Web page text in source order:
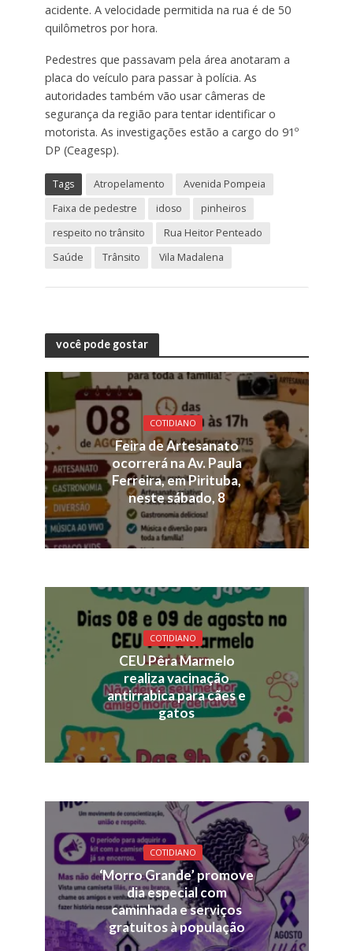
acidente. A velocidade permitida na rua é de 50
quilômetros por hora.
Pedestres que passavam pela área anotaram a
placa do veículo para passar à polícia. As
autoridades também vão usar câmeras de
segurança da região para tentar identificar o
motorista. As investigações estão a cargo do 91º
DP (Ceagesp).
Tags Atropelamento
Avenida Pompeia
Faixa de pedestre
idoso
pinheiros
respeito no trânsito
Rua Heitor Penteado
Saúde
Trânsito Vila Madalena
você pode gostar
COTIDIANO
Feira de Artesanato
ocorrerá na Av. Paula
Ferreira, em Pirituba,
neste sábado, 8
COTIDIANO
CEU Pêra Marmelo
realiza vacinação
antirrabica para cães e
gatos
COTIDIANO
‘Morro Grande’ promove
dia especial com
caminhada e serviços
gratuitos à população